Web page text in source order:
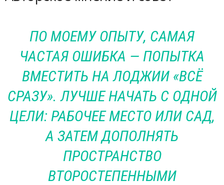
ПО МОЕМУ ОПЫТУ, САМАЯ
ЧАСТАЯ ОШИБКА — ПОПЫТКА
ВМЕСТИТЬ НА ЛОДЖИИ «ВСЁ
СРАЗУ». ЛУЧШЕ НАЧАТЬ С ОДНОЙ
ЦЕЛИ: РАБОЧЕЕ МЕСТО ИЛИ САД,
А ЗАТЕМ ДОПОЛНЯТЬ
ПРОСТРАНСТВО
ВТОРОСТЕПЕННЫМИ